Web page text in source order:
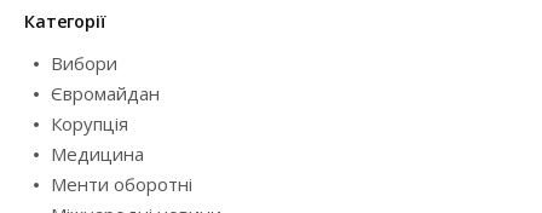
Категорії
Вибори
Євромайдан
Корупція
Медицина
Менти оборотні